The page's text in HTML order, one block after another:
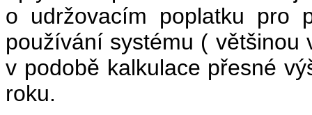
o udržovacím poplatku pro
používání systému ( většinou
v podobě kalkulace přesné
roku.